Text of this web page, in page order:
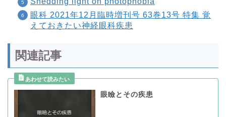
眼科 2021年12月臨時増刊号 63巻13号 特集 覚
えておきたい神経眼科疾患
関連記事
眼瞼とその疾患